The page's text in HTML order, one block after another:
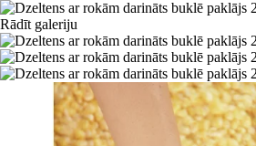
Rādīt galeriju